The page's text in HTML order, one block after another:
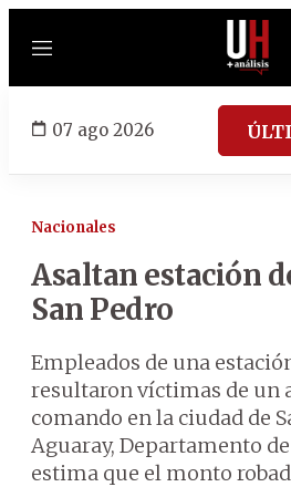
Menú
07 ago 2026
Nacionales
Asaltan estación
San Pedro
Empleados de una
resultaron víctimas de un
comando en la ciudad de
Aguaray, Departamento de
estima que el monto